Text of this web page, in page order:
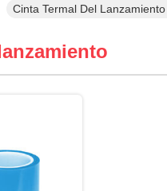
Cinta Termal Del